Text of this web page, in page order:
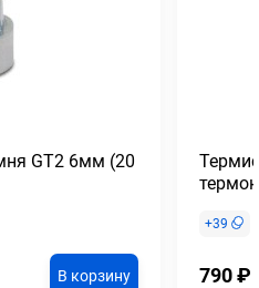
GT2 6мм (20
В корзину
+39
790₽